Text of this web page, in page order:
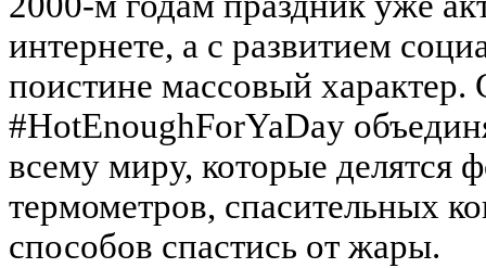
интернете, а с развитием
поистине массовый характер.
#HotEnoughForYaDay
всему миру, которые делятся
термометров, спасительных
способов спастись от жары.